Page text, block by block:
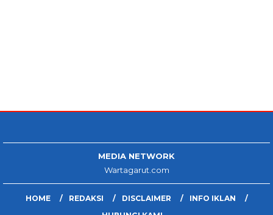
MEDIA NETWORK
Wartagarut.com
HOME REDAKSI DISCLAIMER
INFO IKLAN